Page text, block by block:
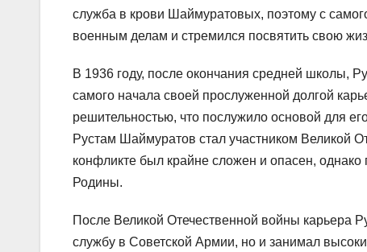
служба в крови Шаймуратовых, поэтому с
военным делам и стремился посвятить свою
В 1936 году, после окончания средней школы,
самого начала своей прослуженной долгой
решительностью, что послужило основой для
Рустам Шаймуратов стал участником Великой
конфликте был крайне сложен и опасен,
Родины.
После Великой Отечественной войны карьера
службу в Советской Армии, но и занимал